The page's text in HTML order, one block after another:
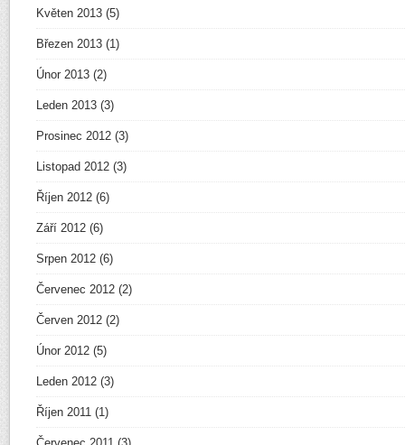
Květen 2013 (5)
Březen 2013 (1)
Únor 2013 (2)
Leden 2013 (3)
Prosinec 2012 (3)
Listopad 2012 (3)
Říjen 2012 (6)
Září 2012 (6)
Srpen 2012 (6)
Červenec 2012 (2)
Červen 2012 (2)
Únor 2012 (5)
Leden 2012 (3)
Říjen 2011 (1)